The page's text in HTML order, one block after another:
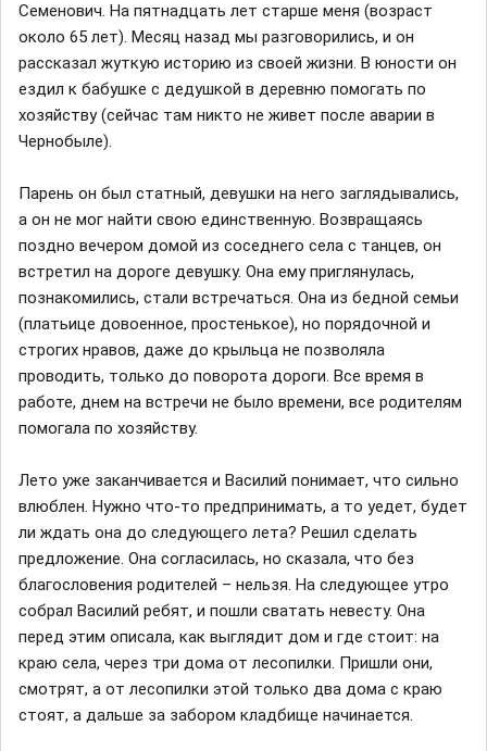
Семенович. На пятнадцать лет старше меня (возраст
около 65 лет). Месяц назад мы разговорились, и он
рассказал жуткую историю из своей жизни. В юности он
ездил к бабушке с дедушкой в деревню помогать по
хозяйству (сейчас там никто не живет после аварии в
Чернобыле).
Парень он был статный, девушки на него заглядывались,
а он не мог найти свою единственную. Возвращаясь
поздно вечером домой из соседнего села с танцев, он
встретил на дороге девушку. Она ему приглянулась,
познакомились, стали встречаться. Она из бедной семьи
(платьице довоенное, простенькое), но порядочной и
строгих нравов, даже до крыльца не позволяла
проводить, только до поворота дороги. Все время в
работе, днем на встречи не было времени, все родителям
помогала по хозяйству.
Лето уже заканчивается и Василий понимает, что сильно
влюблен. Нужно что-то предпринимать, а то уедет, будет
ли ждать она до следующего лета? Решил сделать
предложение. Она согласилась, но сказала, что без
благословения родителей – нельзя. На следующее утро
собрал Василий ребят, и пошли сватать невесту. Она
перед этим описала, как выглядит дом и где стоит: на
краю села, через три дома от лесопилки. Пришли они,
смотрят, а от лесопилки этой только два дома с краю
стоят, а дальше за забором кладбище начинается.